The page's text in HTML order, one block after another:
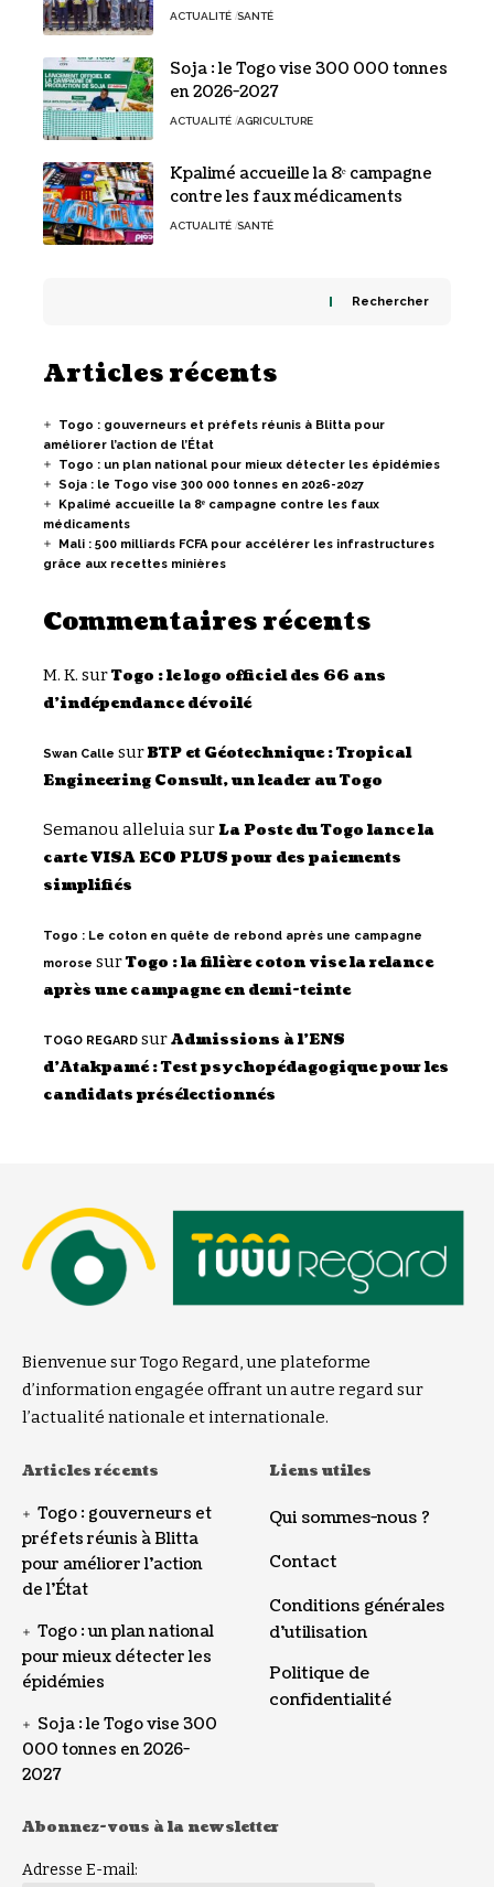
ACTUALITÉ SANTÉ
Soja : le Togo vise 300 000 tonnes
en 2026-2027
ACTUALITÉ AGRICULTURE
Kpalimé accueille la 8ᵉ campagne
contre les faux médicaments
ACTUALITÉ SANTÉ
Rechercher
Articles récents
Togo : gouverneurs et préfets réunis à Blitta pour
améliorer l’action de l’État
Togo : un plan national pour mieux détecter les épidémies
Soja : le Togo vise 300 000 tonnes en 2026-2027
Kpalimé accueille la 8ᵉ campagne contre les faux
médicaments
Mali : 500 milliards FCFA pour accélérer les infrastructures
grâce aux recettes minières
Commentaires récents
M. K. surTogo : le logo officiel des 66 ans
d’indépendance dévoilé
Swan Calle surBTP et Géotechnique : Tropical
Engineering Consult, un leader au Togo
Semanou alleluiasurLa Poste du Togo lance la
carte VISA ECO PLUS pour des paiements
simplifiés
Togo : Le coton en quête de rebond après une campagne
morose surTogo : la filière coton vise la relance
après une campagne en demi-teinte
TOGO REGARD surAdmissions à l’ENS
d’Atakpamé : Test psychopédagogique pour les
candidats présélectionnés
Bienvenue sur Togo Regard, une plateforme
d’information engagée offrant un autre regard sur
l’actualité nationale et internationale.
Articles récents
Togo : gouverneurs et
préfets réunis à Blitta
pour améliorer l’action
de l’État
Togo : un plan national
pour mieux détecter les
épidémies
Soja : le Togo vise 300
000 tonnes en 2026-
2027
Liens utiles
Qui sommes-nous ?
Contact
Conditions générales
d’utilisation
Politique de
confidentialité
Abonnez-vous à la newsletter
Adresse E-mail: